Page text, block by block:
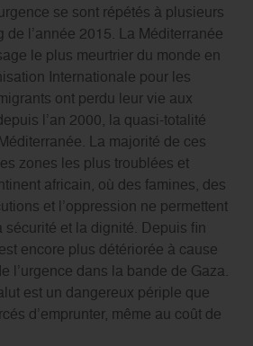
se sont répétés à plusieurs
de l’année 2015. La Méditerranée
le plus meurtrier du monde en
Internationale pour les
ont perdu leur vie aux
l’an 2000, la quasi-totalité
La majorité de ces
zones les plus troublées et
africain, où des famines, des
et l’oppression ne permettent
sécurité et la dignité. Depuis fin
encore plus détériorée à cause
l’urgence dans la bande de Gaza.
est un dangereux périple que
d’emprunter, même au coût de